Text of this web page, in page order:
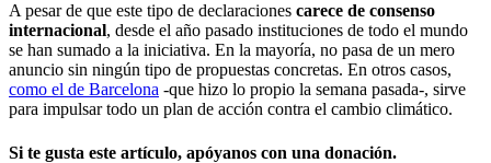
A pesar de que este tipo de declaraciones carece de consenso
internacional, desde el año pasado instituciones de todo el mundo
se han sumado a la iniciativa. En la mayoría, no pasa de un mero
anuncio sin ningún tipo de propuestas concretas. En otros casos,
como el de Barcelona -que hizo lo propio la semana pasada-, sirve
para impulsar todo un plan de acción contra el cambio climático.
Si te gusta este artículo, apóyanos con una donación.